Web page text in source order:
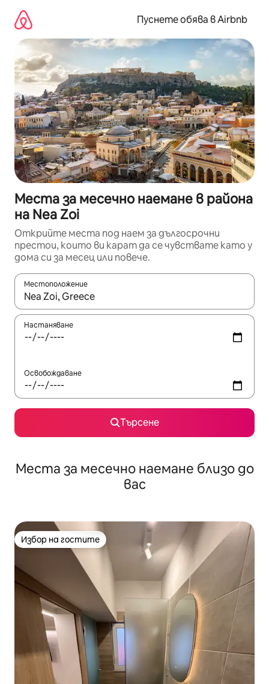
съдържанието
Пуснете обява в Airbnb
Места за месечно наемане в района
на Nea Zoi
Открийте места под наем за дългосрочни
престои, които ви карат да се чувствате като у
дома си за месец или повече.
Местоположение
Когато резултатите се покажат, използвайте
Настаняване
Освобождаване
Търсене
Места за месечно наемане близо до
вас
Избор на гостите
Избор на гостите